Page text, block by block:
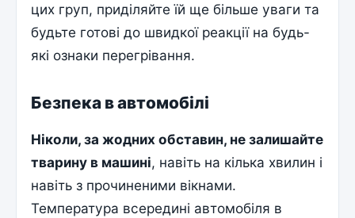
цих груп, приділяйте їй ще більше уваги та
будьте готові до швидкої реакції на будь-
які ознаки перегрівання.
Безпека в автомобілі
Ніколи, за жодних обставин, не залишайте
тварину в машині, навіть на кілька хвилин і
навіть з прочиненими вікнами.
Температура всередині автомобіля в